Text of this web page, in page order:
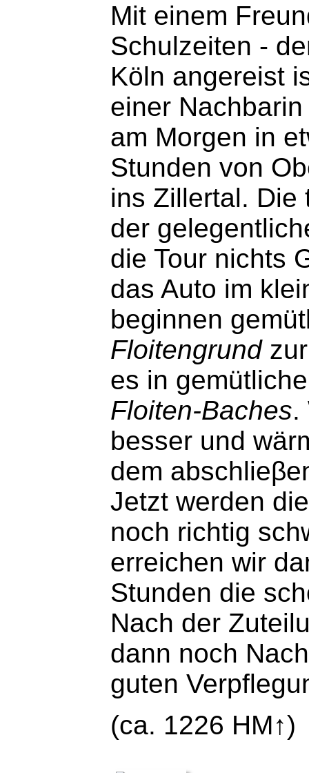
Mit einem
Schulzeiten -
Köln angereist
einer
am Morgen in
Stunden von
ins Zillertal. Die
der
die Tour nichts
das Auto im
beginnen
Floitengrund
es in
Floiten-Baches.
besser und
dem
Jetzt werden
noch richtig
erreichen wir
Stunden die
Nach der
dann noch
guten
(ca. 1226 HM↑)